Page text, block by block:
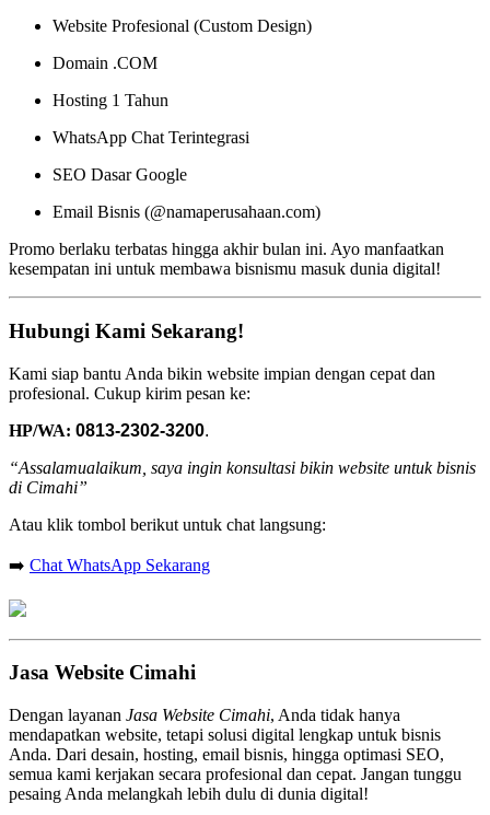
Website Profesional (Custom Design)
Domain .COM
Hosting 1 Tahun
WhatsApp Chat Terintegrasi
SEO Dasar Google
Email Bisnis (@namaperusahaan.com)
Promo berlaku terbatas hingga akhir bulan ini. Ayo manfaatkan
kesempatan ini untuk membawa bisnismu masuk dunia digital!
Hubungi Kami Sekarang!
Kami siap bantu Anda bikin website impian dengan cepat dan
profesional. Cukup kirim pesan ke:
HP/WA: 0813-2302-3200.
“Assalamualaikum, saya ingin konsultasi bikin website untuk bisnis
di Cimahi”
Atau klik tombol berikut untuk chat langsung:
➡️ Chat WhatsApp Sekarang
Jasa Website Cimahi
Dengan layanan Jasa Website Cimahi, Anda tidak hanya
mendapatkan website, tetapi solusi digital lengkap untuk bisnis
Anda. Dari desain, hosting, email bisnis, hingga optimasi SEO,
semua kami kerjakan secara profesional dan cepat. Jangan tunggu
pesaing Anda melangkah lebih dulu di dunia digital!